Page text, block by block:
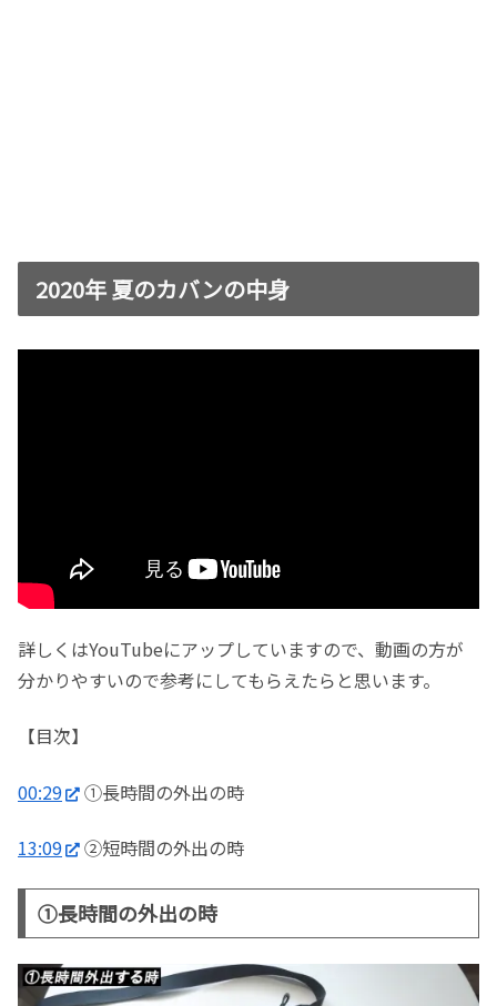
2020年 夏のカバンの中身
詳しくはYouTubeにアップしていますので、動画の方が
分かりやすいので参考にしてもらえたらと思います。
【目次】
00:29 ①長時間の外出の時
13:09 ②短時間の外出の時
①長時間の外出の時